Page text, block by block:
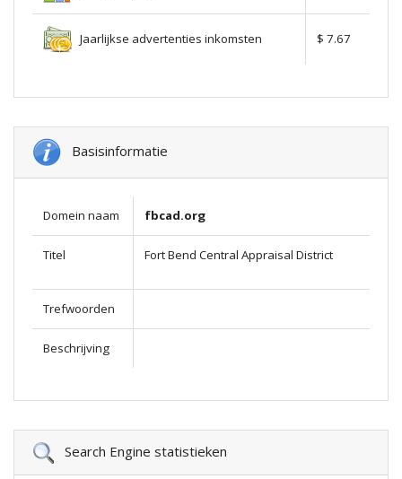
Jaarlijkse advertenties inkomsten $ 7.67
Basisinformatie
Domein naam fbcad.org
Titel Fort Bend Central Appraisal District
Trefwoorden
Beschrijving
Search Engine statistieken